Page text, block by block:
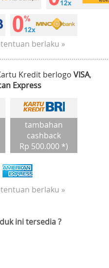
berlaku »
Kredit berlogo VISA,
Express
tambahan
cashback
Rp 500.000 *)
berlaku »
ini tersedia ?